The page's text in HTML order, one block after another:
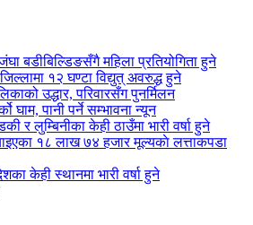
बडीबिल्डिङसँगै महिला प्रतियोगिता हुने
१२ घण्टा विद्युत् अवरुद्ध हुने
उद्धार, परिवारसँग पुनर्मिलन
घाम, पानी पर्ने सम्भावना न्यून
र लुम्बिनीका केही ठाउँमा भारी वर्षा हुने
१८ लाख ७४ हजार मूल्यकाे लत्ताकपडा
केही स्थानमा भारी वर्षा हुने